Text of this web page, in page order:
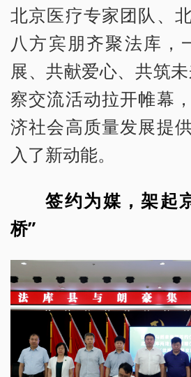
北京医疗专家团队、
八方宾朋齐聚法库，
展、共献爱心、共筑
察交流活动拉开帷幕
济社会高质量发展提
入了新动能。
签约为媒，架起
桥”